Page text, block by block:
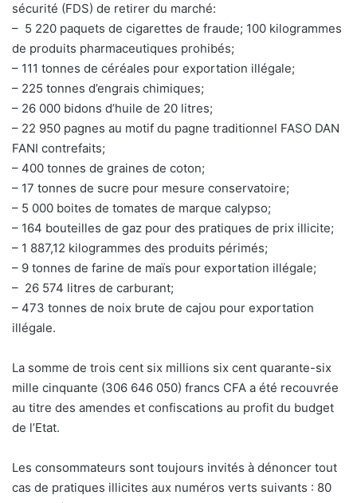
sécurité (FDS) de retirer du marché:
– 5 220 paquets de cigarettes de fraude; 100 kilogrammes
de produits pharmaceutiques prohibés;
– 111 tonnes de céréales pour exportation illégale;
– 225 tonnes d’engrais chimiques;
– 26 000 bidons d’huile de 20 litres;
– 22 950 pagnes au motif du pagne traditionnel FASO DAN
FANI contrefaits;
– 400 tonnes de graines de coton;
– 17 tonnes de sucre pour mesure conservatoire;
– 5 000 boites de tomates de marque calypso;
– 164 bouteilles de gaz pour des pratiques de prix illicite;
– 1 887,12 kilogrammes des produits périmés;
– 9 tonnes de farine de maïs pour exportation illégale;
– 26 574 litres de carburant;
– 473 tonnes de noix brute de cajou pour exportation
illégale.
La somme de trois cent six millions six cent quarante-six
mille cinquante (306 646 050) francs CFA a été recouvrée
au titre des amendes et confiscations au profit du budget
de l’Etat.
Les consommateurs sont toujours invités à dénoncer tout
cas de pratiques illicites aux numéros verts suivants : 80